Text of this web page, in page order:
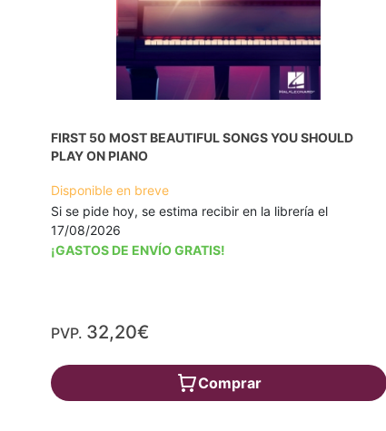
FIRST 50 MOST BEAUTIFUL SONGS YOU SHOULD
PLAY ON PIANO
Disponible en breve
Si se pide hoy, se estima recibir en la librería el
17/08/2026
¡GASTOS DE ENVÍO GRATIS!
PVP. 32,20€
Comprar